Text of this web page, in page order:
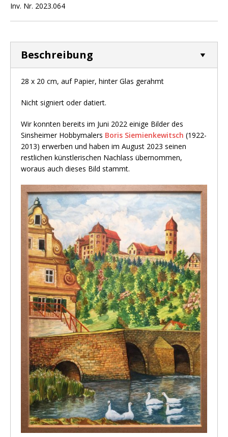
Inv. Nr. 2023.064
Beschreibung
28 x 20 cm, auf Papier, hinter Glas gerahmt
Nicht signiert oder datiert.
Wir konnten bereits im Juni 2022 einige Bilder des
Sinsheimer Hobbymalers Boris Siemienkewitsch (1922-
2013) erwerben und haben im August 2023 seinen
restlichen künstlerischen Nachlass übernommen,
woraus auch dieses Bild stammt.